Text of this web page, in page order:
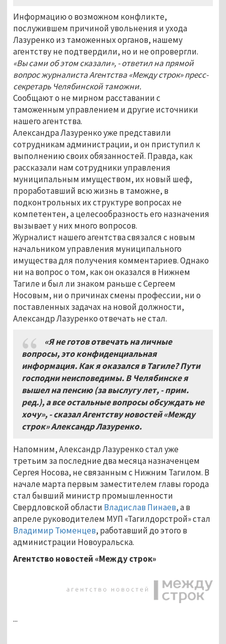
Информацию о возможном конфликте,
послужившем причиной увольнения и ухода
Лазуренко из таможенных органов, нашему
агентству не подтвердили, но и не опровергли.
«Вы сами об этом сказали», - ответил на прямой
вопрос журналиста Агентства «Между строк» пресс-
секретарь Челябинской таможни.
Сообщают о не мирном расставании с
таможенным управлением и другие источники
нашего агентства.
Александра Лазуренко уже представили
сотрудникам администрации, и он приступил к
выполнению своих обязанностей. Правда, как
рассказали нам сотрудники управления
муниципальным имуществом, их новый шеф,
проработавший всю жизнь в таможне, в
подконтрольных их структуре вопросах не
компетентен, а целесообразность его назначения
вызывает у них много вопросов.
Журналист нашего агентства связался с новым
начальником управления муниципального
имущества для получения комментариев. Однако
ни на вопрос о том, как он оказался в Нижнем
Тагиле и был ли знаком раньше с Сергеем
Носовым, ни о причинах смены профессии, ни о
поставленных задачах на новой должности,
Александр Лазуренко отвечать не стал.
«Я не готов отвечать на личные
вопросы, это конфиденциальная
информация. Как я оказался в Тагиле? Пути
господни неисповедимы. В Челябинске я
вышел на пенсию (за выслугу лет, - прим.
ред.), а все остальные вопросы обсуждать не
хочу», - сказал Агентству новостей «Между
строк» Александр Лазуренко.
Напомним, Александр Лазуренко стал уже
третьим за последние два месяца назначенцем
Сергея Носова, не связанным с Нижним Тагилом. В
начале марта первым заместителем главы города
стал бывший министр промышленности
Свердловской области Владислав Пинаев, а в
апреле руководителем МУП «Тагилдорстрой» стал
Владимир Тюменцев, работавший до этого в
администрации Новоуральска.
Агентство новостей «Между строк»
...